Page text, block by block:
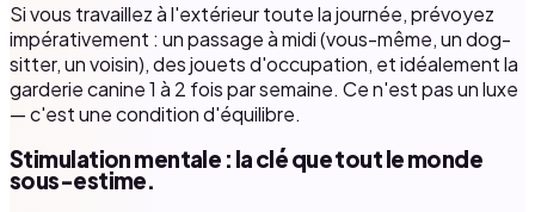
Si vous travaillez à l'extérieur toute la journée, prévoyez
impérativement : un passage à midi (vous-même, un dog-
sitter, un voisin), des jouets d'occupation, et idéalement la
garderie canine 1 à 2 fois par semaine. Ce n'est pas un luxe
— c'est une condition d'équilibre.
Stimulation mentale : la clé que tout le monde
sous-estime.